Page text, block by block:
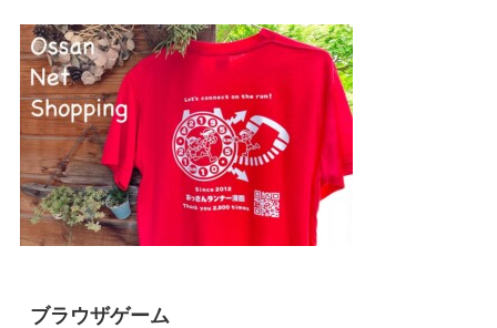
ブラウザゲーム